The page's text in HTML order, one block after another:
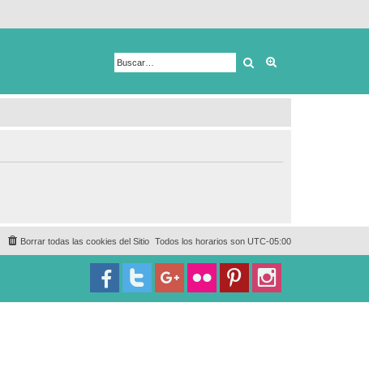
Buscar
Todos los horarios son UTC-05:00
Borrar todas las cookies del Sitio